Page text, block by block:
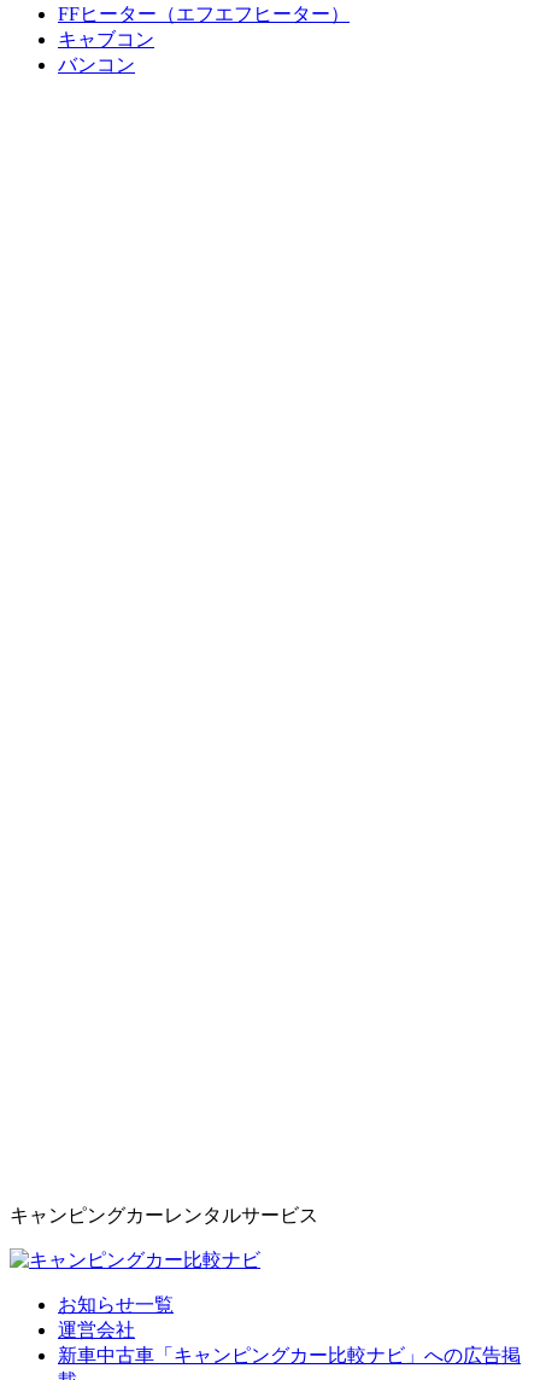
FFヒーター（エフエフヒーター）
キャブコン
バンコン
キャンピングカーレンタルサービス
お知らせ一覧
運営会社
新車中古車「キャンピングカー比較ナビ」への広告掲